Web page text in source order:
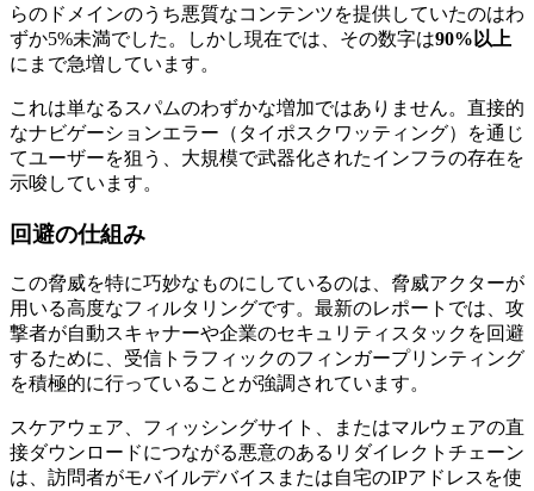
らのドメインのうち悪質なコンテンツを提供していたのはわ
ずか5%未満でした。しかし現在では、その数字は90%以上
にまで急増しています。
これは単なるスパムのわずかな増加ではありません。直接的
なナビゲーションエラー（タイポスクワッティング）を通じ
てユーザーを狙う、大規模で武器化されたインフラの存在を
示唆しています。
回避の仕組み
この脅威を特に巧妙なものにしているのは、脅威アクターが
用いる高度なフィルタリングです。最新のレポートでは、攻
撃者が自動スキャナーや企業のセキュリティスタックを回避
するために、受信トラフィックのフィンガープリンティング
を積極的に行っていることが強調されています。
スケアウェア、フィッシングサイト、またはマルウェアの直
接ダウンロードにつながる悪意のあるリダイレクトチェーン
は、訪問者がモバイルデバイスまたは自宅のIPアドレスを使